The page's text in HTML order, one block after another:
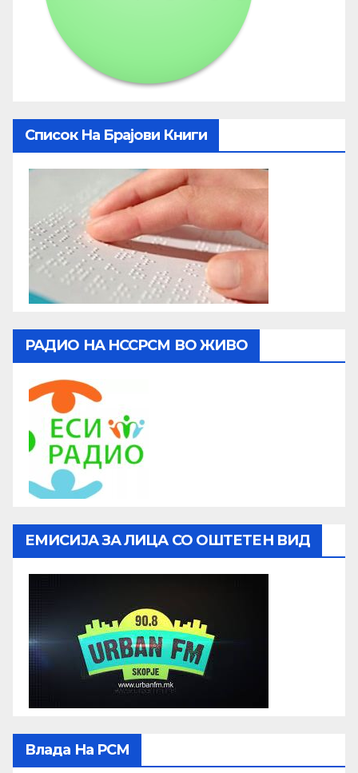
Список На Брајови Книги
РАДИО НА НССРСМ ВО ЖИВО
ЕМИСИЈА ЗА ЛИЦА СО ОШТЕТЕН ВИД
Влада На РСМ